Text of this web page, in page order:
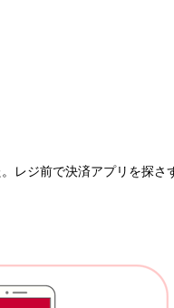
レジ前で決済アプリを探さ